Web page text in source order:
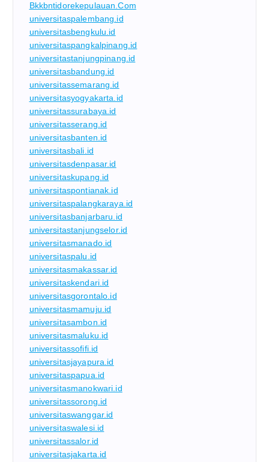
Bkkbntidorekepulauan.com
universitaspalembang.id
universitasbengkulu.id
universitaspangkalpinang.id
universitastanjungpinang.id
universitasbandung.id
universitassemarang.id
universitasyogyakarta.id
universitassurabaya.id
universitasserang.id
universitasbanten.id
universitasbali.id
universitasdenpasar.id
universitaskupang.id
universitaspontianak.id
universitaspalangkaraya.id
universitasbanjarbaru.id
universitastanjungselor.id
universitasmanado.id
universitaspalu.id
universitasmakassar.id
universitaskendari.id
universitasgorontalo.id
universitasmamuju.id
universitasambon.id
universitasmaluku.id
universitassofifi.id
universitasjayapura.id
universitaspapua.id
universitasmanokwari.id
universitassorong.id
universitaswanggar.id
universitaswalesi.id
universitassalor.id
universitasjakarta.id